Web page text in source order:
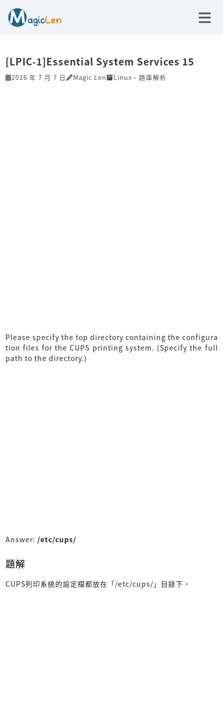
[LPIC-1]Essential System Services 15
2016 年 7 月 7 日 Magic Len Linux 、 題庫解析
Please specify the top directory containing the configura
tion files for the CUPS printing system. (Specify the full
path to the directory.)
Answer: /etc/cups/
題解
CUPS列印系統的設定檔都放在「/etc/cups/」目錄下。